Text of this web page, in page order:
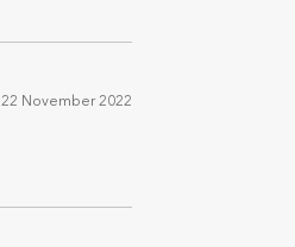
22 November 2022